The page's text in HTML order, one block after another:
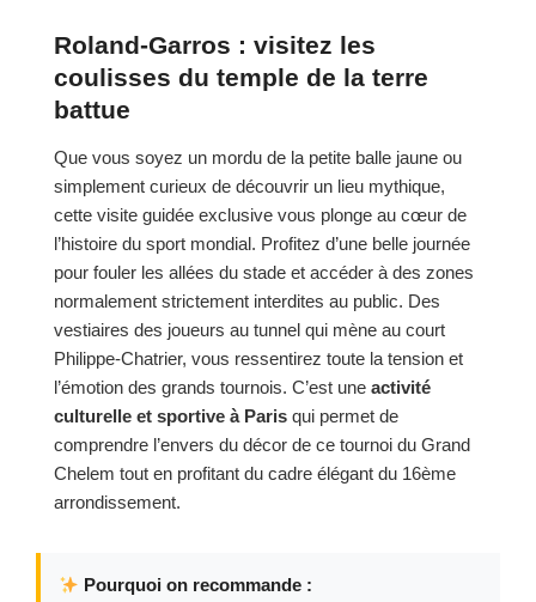
Roland-Garros : visitez les
coulisses du temple de la terre
battue
Que vous soyez un mordu de la petite balle jaune ou
simplement curieux de découvrir un lieu mythique,
cette visite guidée exclusive vous plonge au cœur de
l’histoire du sport mondial. Profitez d’une belle journée
pour fouler les allées du stade et accéder à des zones
normalement strictement interdites au public. Des
vestiaires des joueurs au tunnel qui mène au court
Philippe-Chatrier, vous ressentirez toute la tension et
l’émotion des grands tournois. C’est une activité
culturelle et sportive à Paris qui permet de
comprendre l’envers du décor de ce tournoi du Grand
Chelem tout en profitant du cadre élégant du 16ème
arrondissement.
Pourquoi on recommande :